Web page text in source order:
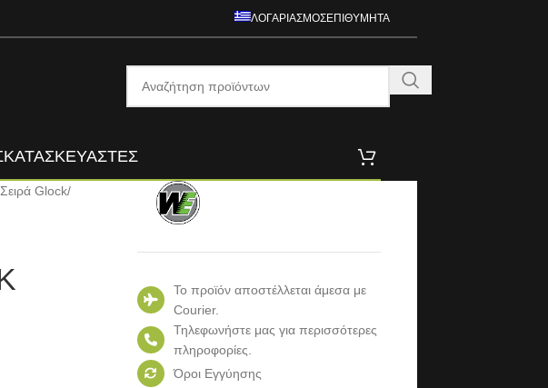
ΛΟΓΑΡΙΑΣΜΌΣΕΠΙΘΥΜΗΤΆ
ΚΑΤΑΣΚΕΥΑΣΤΈΣ
Σειρά Glock/
Το προϊόν αποστέλλεται άμεσα με
Courier.
Τηλεφωνήστε μας για περισσότερες
πληροφορίες.
Όροι Εγγύησης